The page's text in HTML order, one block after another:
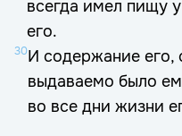
всегда имел пищу
его.
30И содержание его,
выдаваемо было
во все дни жизни